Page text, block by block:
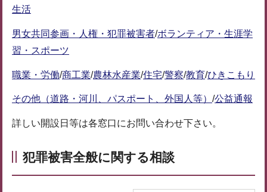
生活
男女共同参画・人権・犯罪被害者/ボランティア・生涯学
習・スポーツ
職業・労働/商工業/農林水産業/住宅/警察/教育/ひきこもり
その他（道路・河川、パスポート、外国人等） /公益通報
詳しい開設日等は各窓口にお問い合わせ下さい。
犯罪被害全般に関する相談